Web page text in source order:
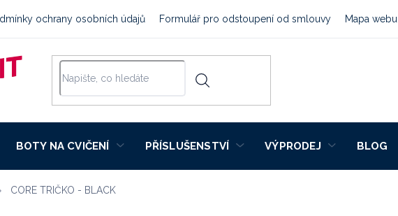
ochrany osobních údajů Formulář pro odstoupení od smlouvy Mapa webu
BOTY NA CVIČENÍ PŘÍSLUŠENSTVÍ VÝPRODEJ BLOG
CORE TRIČKO - BLACK